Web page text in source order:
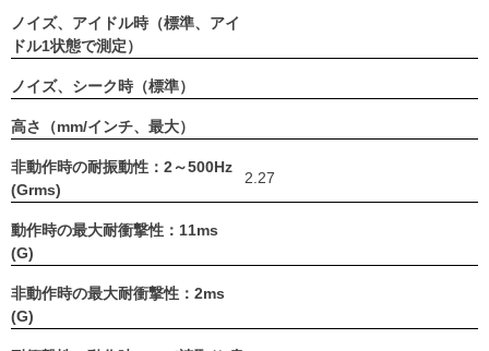
ノイズ、アイドル時（標準、アイ
ドル1状態で測定）
ノイズ、シーク時（標準）
高さ（mm/インチ、最大）
非動作時の耐振動性：2～500Hz
(Grms)
2.27
動作時の最大耐衝撃性：11ms
(G)
非動作時の最大耐衝撃性：2ms
(G)